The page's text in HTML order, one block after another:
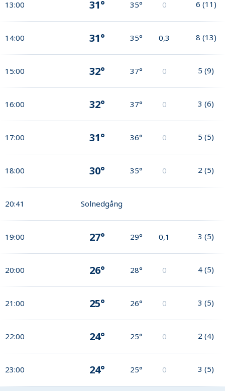
13:00 31° 35° 0 6 (11)
14:00 31° 35° 0,3 8 (13)
15:00 32° 37° 0 5 (9)
16:00 32° 37° 0 3 (6)
17:00 31° 36° 0 5 (5)
18:00 30° 35° 0 2 (5)
20:41 Solnedgång
19:00 27° 29° 0,1 3 (5)
20:00 26° 28° 0 4 (5)
21:00 25° 26° 0 3 (5)
22:00 24° 25° 0 2 (4)
23:00 24° 25° 0 3 (5)